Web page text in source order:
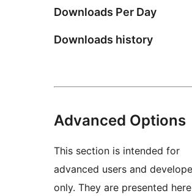
Downloads Per Day
Downloads history
Advanced Options
This section is intended for
advanced users and
only. They are presented